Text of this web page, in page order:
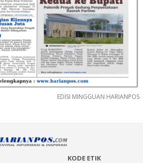
EDISI MINGGUAN HARIANPOS
KODE ETIK